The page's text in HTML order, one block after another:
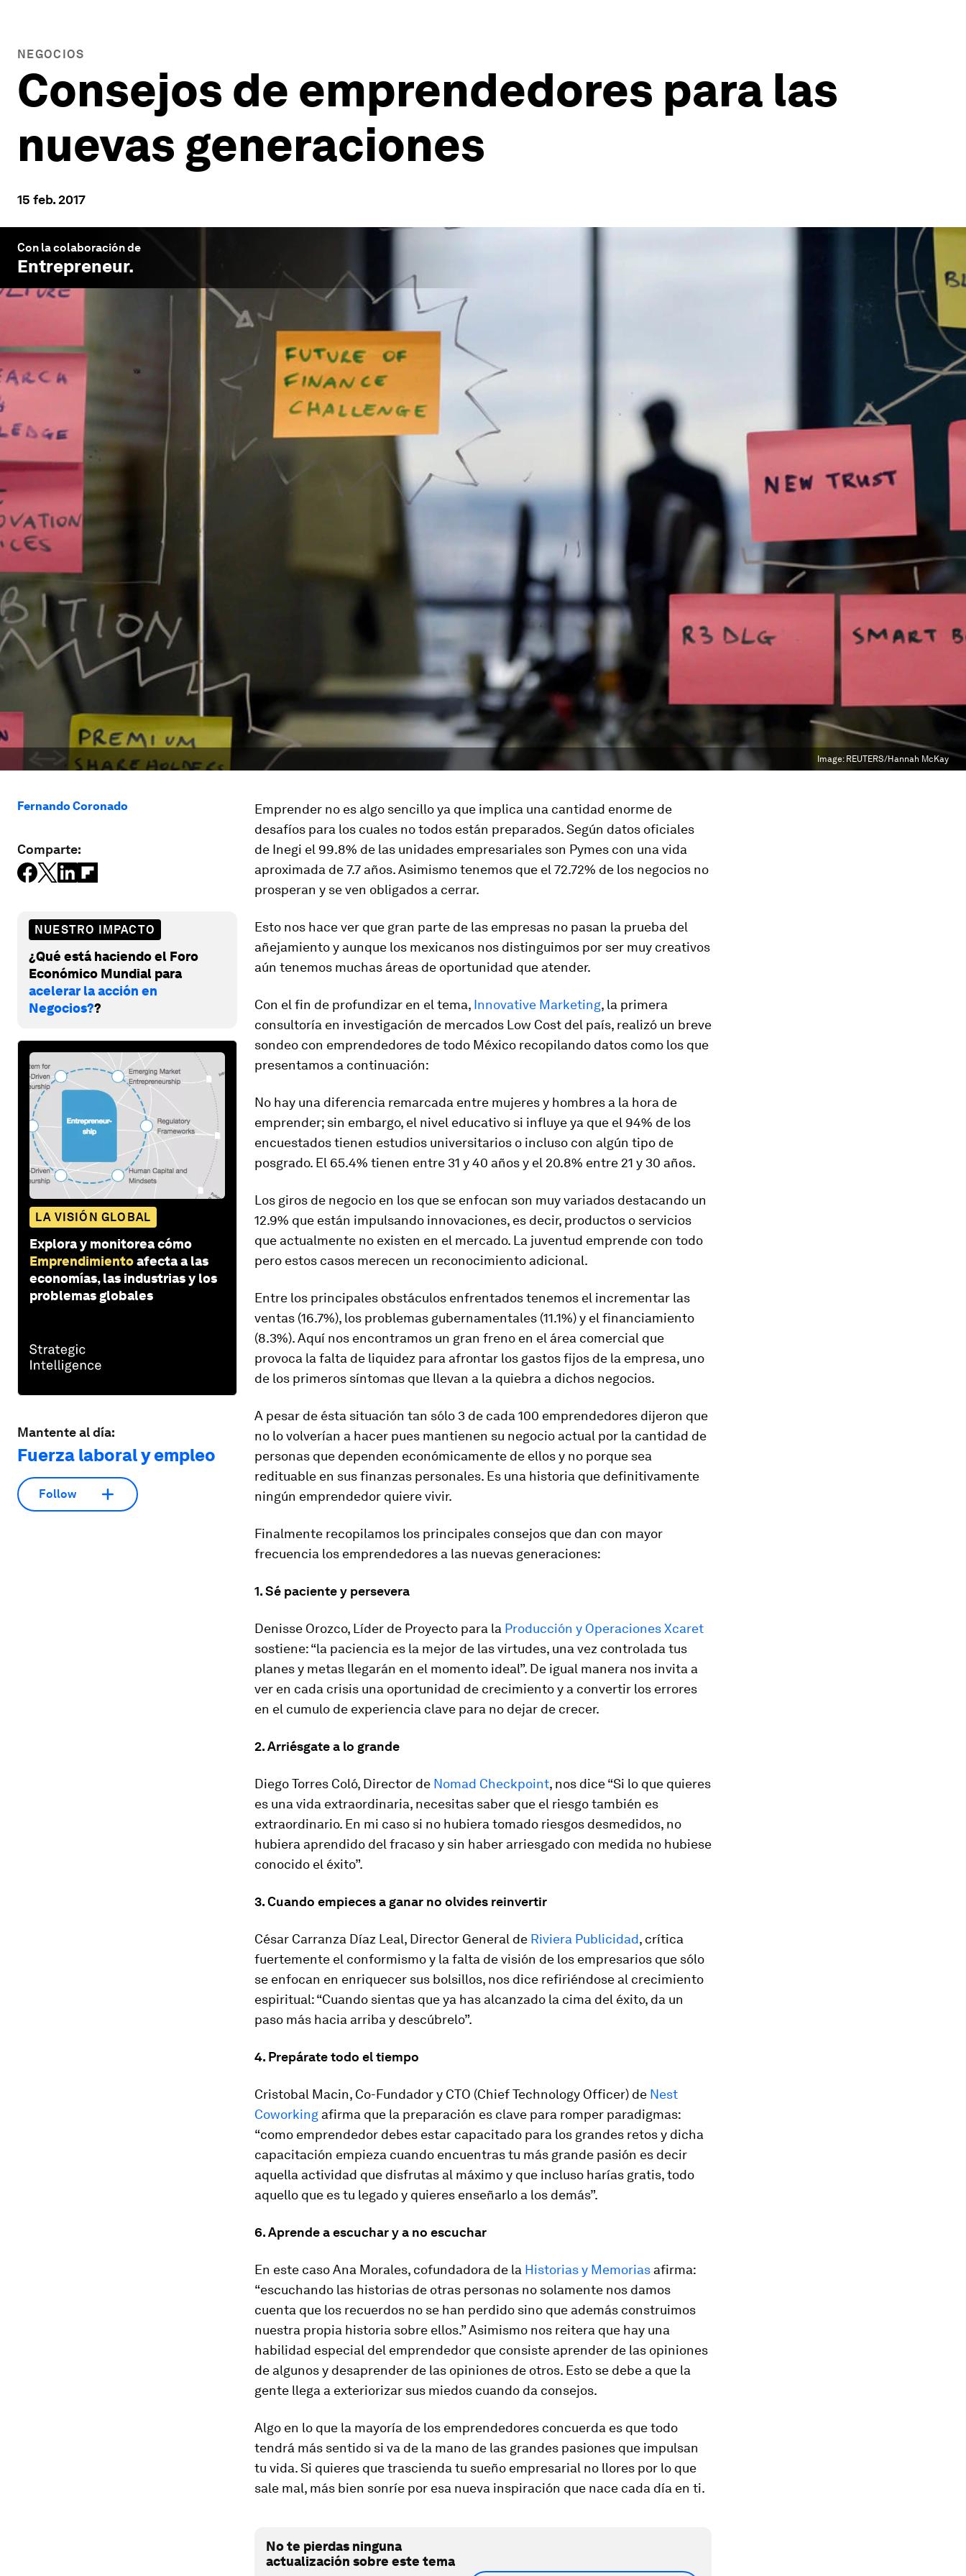
NEGOCIOS
Consejos de emprendedores para las
nuevas generaciones
15 feb. 2017
Con la colaboración de
Entrepreneur.
Image: REUTERS/Hannah McKay
Fernando Coronado
Comparte:
NUESTRO IMPACTO
¿Qué está haciendo el Foro
Económico Mundial para
acelerar la acción en
Negocios??
LA VISIÓN GLOBAL
Explora y monitorea cómo
Emprendimientoafecta a las
economías, las industrias y los
problemas globales
Mantente al día:
Fuerza laboral y empleo
Follow
Emprender no es algo sencillo ya que implica una cantidad enorme de
desafíos para los cuales no todos están preparados. Según datos oficiales
de Inegi el 99.8% de las unidades empresariales son Pymes con una vida
aproximada de 7.7 años. Asimismo tenemos que el 72.72% de los negocios no
prosperan y se ven obligados a cerrar.
Esto nos hace ver que gran parte de las empresas no pasan la prueba del
añejamiento y aunque los mexicanos nos distinguimos por ser muy creativos
aún tenemos muchas áreas de oportunidad que atender.
Con el fin de profundizar en el tema, Innovative Marketing, la primera
consultoría en investigación de mercados Low Cost del país, realizó un breve
sondeo con emprendedores de todo México recopilando datos como los que
presentamos a continuación:
No hay una diferencia remarcada entre mujeres y hombres a la hora de
emprender; sin embargo, el nivel educativo si influye ya que el 94% de los
encuestados tienen estudios universitarios o incluso con algún tipo de
posgrado. El 65.4% tienen entre 31 y 40 años y el 20.8% entre 21 y 30 años.
Los giros de negocio en los que se enfocan son muy variados destacando un
12.9% que están impulsando innovaciones, es decir, productos o servicios
que actualmente no existen en el mercado. La juventud emprende con todo
pero estos casos merecen un reconocimiento adicional.
Entre los principales obstáculos enfrentados tenemos el incrementar las
ventas (16.7%), los problemas gubernamentales (11.1%) y el financiamiento
(8.3%). Aquí nos encontramos un gran freno en el área comercial que
provoca la falta de liquidez para afrontar los gastos fijos de la empresa, uno
de los primeros síntomas que llevan a la quiebra a dichos negocios.
A pesar de ésta situación tan sólo 3 de cada 100 emprendedores dijeron que
no lo volverían a hacer pues mantienen su negocio actual por la cantidad de
personas que dependen económicamente de ellos y no porque sea
redituable en sus finanzas personales. Es una historia que definitivamente
ningún emprendedor quiere vivir.
Finalmente recopilamos los principales consejos que dan con mayor
frecuencia los emprendedores a las nuevas generaciones:
1. Sé paciente y persevera
Denisse Orozco, Líder de Proyecto para la Producción y Operaciones Xcaret
sostiene: “la paciencia es la mejor de las virtudes, una vez controlada tus
planes y metas llegarán en el momento ideal”. De igual manera nos invita a
ver en cada crisis una oportunidad de crecimiento y a convertir los errores
en el cumulo de experiencia clave para no dejar de crecer.
2. Arriésgate a lo grande
Diego Torres Coló, Director de Nomad Checkpoint, nos dice “Si lo que quieres
es una vida extraordinaria, necesitas saber que el riesgo también es
extraordinario. En mi caso si no hubiera tomado riesgos desmedidos, no
hubiera aprendido del fracaso y sin haber arriesgado con medida no hubiese
conocido el éxito”.
3. Cuando empieces a ganar no olvides reinvertir
César Carranza Díaz Leal, Director General de Riviera Publicidad, crítica
fuertemente el conformismo y la falta de visión de los empresarios que sólo
se enfocan en enriquecer sus bolsillos, nos dice refiriéndose al crecimiento
espiritual: “Cuando sientas que ya has alcanzado la cima del éxito, da un
paso más hacia arriba y descúbrelo”.
4. Prepárate todo el tiempo
Cristobal Macin, Co-Fundador y CTO (Chief Technology Officer) de Nest
Coworking afirma que la preparación es clave para romper paradigmas:
“como emprendedor debes estar capacitado para los grandes retos y dicha
capacitación empieza cuando encuentras tu más grande pasión es decir
aquella actividad que disfrutas al máximo y que incluso harías gratis, todo
aquello que es tu legado y quieres enseñarlo a los demás”.
6. Aprende a escuchar y a no escuchar
En este caso Ana Morales, cofundadora de la Historias y Memorias afirma:
“escuchando las historias de otras personas no solamente nos damos
cuenta que los recuerdos no se han perdido sino que además construimos
nuestra propia historia sobre ellos.” Asimismo nos reitera que hay una
habilidad especial del emprendedor que consiste aprender de las opiniones
de algunos y desaprender de las opiniones de otros. Esto se debe a que la
gente llega a exteriorizar sus miedos cuando da consejos.
Algo en lo que la mayoría de los emprendedores concuerda es que todo
tendrá más sentido si va de la mano de las grandes pasiones que impulsan
tu vida. Si quieres que trascienda tu sueño empresarial no llores por lo que
sale mal, más bien sonríe por esa nueva inspiración que nace cada día en ti.
No te pierdas ninguna
actualización sobre este tema